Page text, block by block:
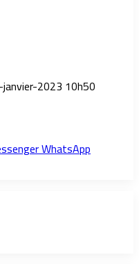
2023 10h50
WhatsApp